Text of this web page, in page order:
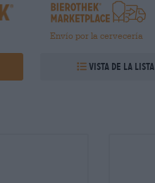
Envío por la cervecería
Vista de la lista